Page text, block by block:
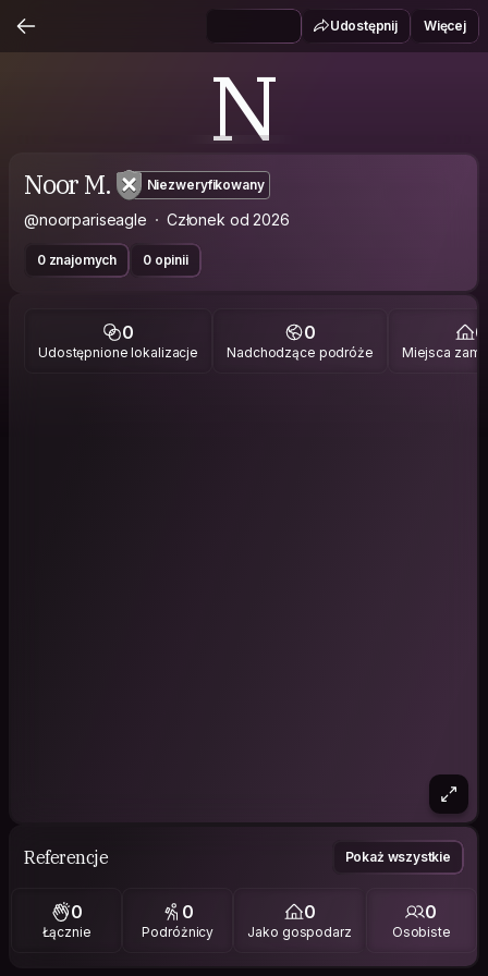
Udostępnij Więcej
N
Noor M. Niezweryfikowany
@noorpariseagle Członek od 2026
0 znajomych 0 opinii
0
Udostępnione lokalizacje
0
Nadchodzące podróże
0
Miejsca
Referencje Pokaż wszystkie
0
Łącznie
0
Podróżnicy
0
Jako gospodarz
0
Osobiste